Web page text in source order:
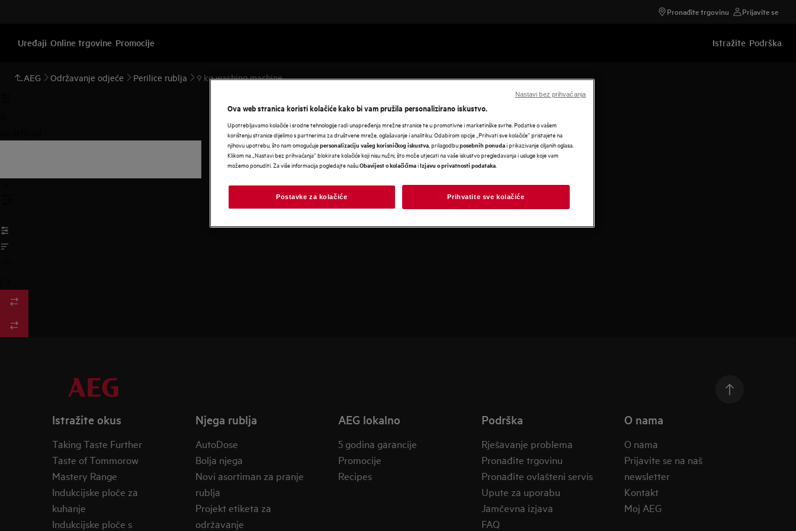
Pronađite trgovinu Prijavite se
Uređaji Online trgovine Promocije Istražite Podrška
AEG Održavanje odjeće Perilice rublja 9 kg washing machine
Istražite okus
Taking Taste Further
Taste of Tommorow
Mastery Range
Indukcijske ploče za
kuhanje
Indukcijske ploče s
Njega rublja
AutoDose
Bolja njega
Novi asortiman za pranje
rublja
Projekt etiketa za
održavanje
AEG lokalno
5 godina garancije
Promocije
Recipes
Podrška
Rješavanje problema
Pronađite trgovinu
Pronađite ovlašteni servis
Upute za uporabu
Jamčevna izjava
FAQ
O nama
O nama
Prijavite se na naš
newsletter
Kontakt
Moj AEG
Ova web stranica koristi kolačiće kako bi vam pružila personalizirano iskustvo.
Upotrebljavamo kolačiće i srodne tehnologije radi unapređenja mrežne stranice te u promotivne i marketinške svrhe. Podatke o vašem
korištenju stranice dijelimo s partnerima za društvene mreže, oglašavanje i analitiku. Odabirom opcije „Prihvati sve kolačiće” pristajete na
njihovu upotrebu, što nam omogućujepersonalizaciju vašeg korisničkog iskustva , prilagodbuposebnih ponudai prikazivanje ciljanih oglasa.
Klikom na „Nastavi bez prihvaćanja” blokirate kolačiće koji nisu nužni, što može utjecati na vaše iskustvo pregledavanja i usluge koje vam
možemo ponuditi. Za više informacija pogledajte našuObavijest o kolačićimaiIzjavu o privatnosti podataka
Postavke za kolačiće Prihvatite sve kolačiće
Nastavi bez prihvaćanja